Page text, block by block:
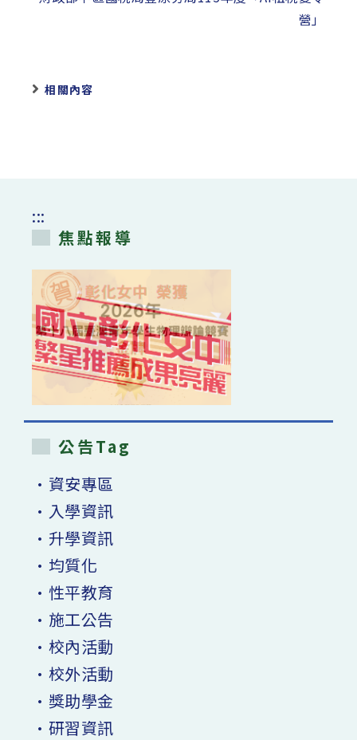
營」
相關內容
:::
焦點報導
公告Tag
•資安專區
•入學資訊
•升學資訊
•均質化
•性平教育
•施工公告
•校內活動
•校外活動
•獎助學金
•研習資訊